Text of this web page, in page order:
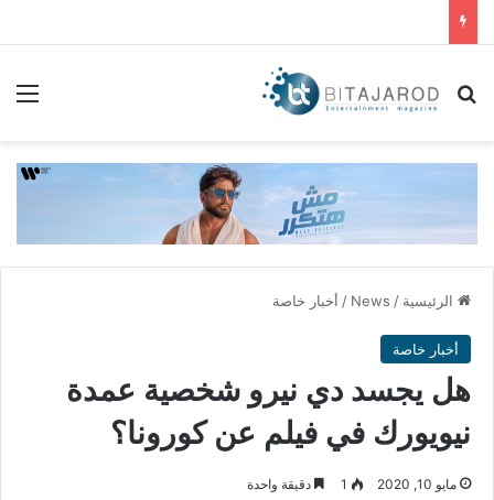
بحث عن
الرئيسية /
News
/ أخبار خاصة
أخبار خاصة
هل يجسد دي نيرو شخصية عمدة
نيويورك في فيلم عن كورونا؟
مايو 10, 2020 1 دقيقة واحدة